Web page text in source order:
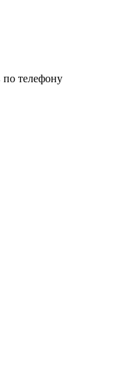
телефону